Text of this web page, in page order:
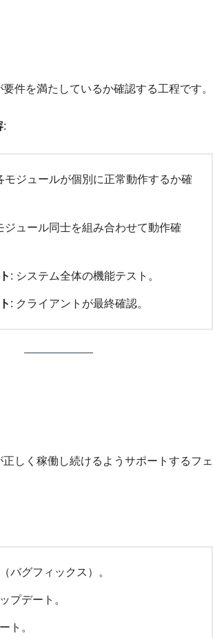
件を満たしているか確認する工程です。
:
モジュールが個別に正常動作するか確
ジュール同士を組み合わせて動作確
: システム全体の機能テスト。
: クライアントが最終確認。
しく稼働し続けるようサポートするフェ
バグフィックス）。
プデート。
ト。